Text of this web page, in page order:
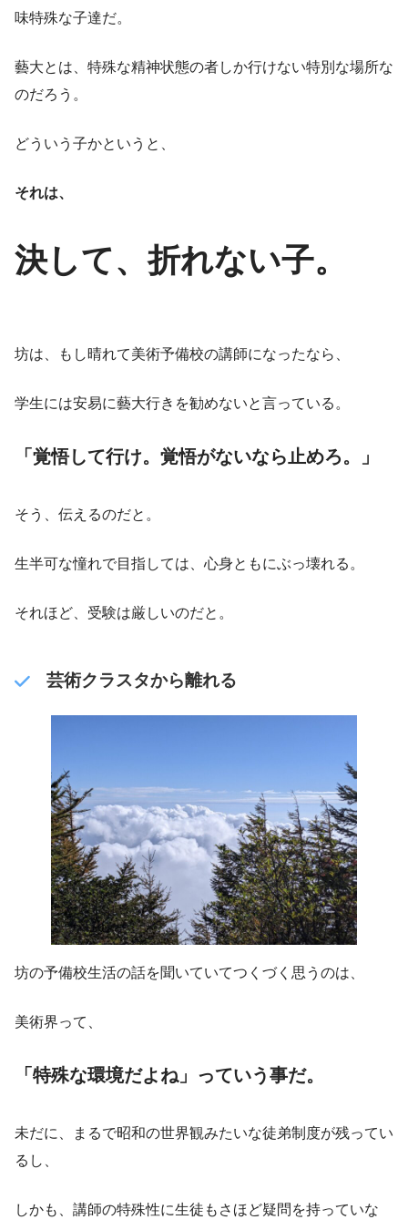
味特殊な子達だ。
藝大とは、特殊な精神状態の者しか行けない特別な場所な
のだろう。
どういう子かというと、
それは、
決して、折れない子。
坊は、もし晴れて美術予備校の講師になったなら、
学生には安易に藝大行きを勧めないと言っている。
「覚悟して行け。覚悟がないなら止めろ。」
そう、伝えるのだと。
生半可な憧れで目指しては、心身ともにぶっ壊れる。
それほど、受験は厳しいのだと。
芸術クラスタから離れる
坊の予備校生活の話を聞いていてつくづく思うのは、
美術界って、
「特殊な環境だよね」っていう事だ。
未だに、まるで昭和の世界観みたいな徒弟制度が残ってい
るし、
しかも、講師の特殊性に生徒もさほど疑問を持っていな